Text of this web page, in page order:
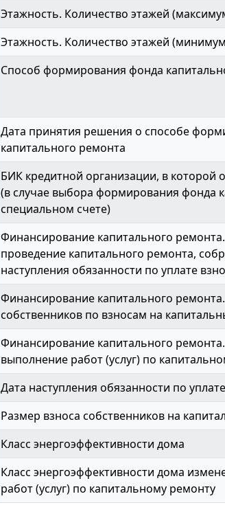
Этажность. Количество этажей
Этажность. Количество этажей
Способ формирования фонда
Дата принятия решения о способе
капитального ремонта
БИК кредитной организации, в которой
(в случае выбора формирования фонда
специальном счете)
Финансирование капитального
проведение капитального ремонта,
наступления обязанности по уплате
Финансирование капитального
собственников по взносам на
Финансирование капитального
выполнение работ (услуг) по
Дата наступления обязанности по
Размер взноса собственников на
Класс энергоэффективности дома
Класс энергоэффективности дома
работ (услуг) по капитальному ремонту